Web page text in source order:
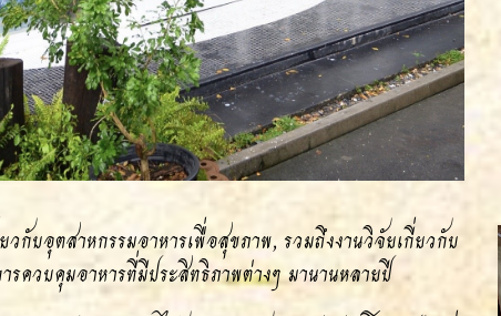
วกับอุตสาหกรรมอาหารเพื่อสุขภาพ, รวมถึงงานวิจัยเกี่ยวกับ
รควบคุมอาหารที่มีประสิทธิภาพต่างๆ มานานหลายปี